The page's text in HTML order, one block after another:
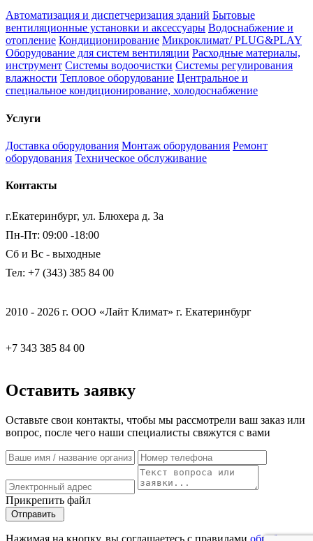
Автоматизация и диспетчеризация зданий Бытовые
вентиляционные установки и аксессуары Водоснабжение и
отопление Кондиционирование Микроклимат/ PLUG&PLAY
Оборудование для систем вентиляции Расходные материалы,
инструмент Системы водоочистки Системы регулирования
влажности Тепловое оборудование Центральное и
специальное кондиционирование, холодоснабжение
Услуги
Доставка оборудования Монтаж оборудования Ремонт
оборудования Техническое обслуживание
Контакты
г.Екатеринбург, ул. Блюхера д. 3а
Пн-Пт: 09:00 -18:00
Сб и Вс - выходные
Тел: +7 (343) 385 84 00
2010 - 2026 г. ООО «Лайт Климат» г. Екатеринбург
+7 343 385 84 00
Оставить заявку
Оставьте свои контакты, чтобы мы рассмотрели ваш заказ или
вопрос, после чего наши специалисты свяжутся с вами
Прикрепить файл
Отправить